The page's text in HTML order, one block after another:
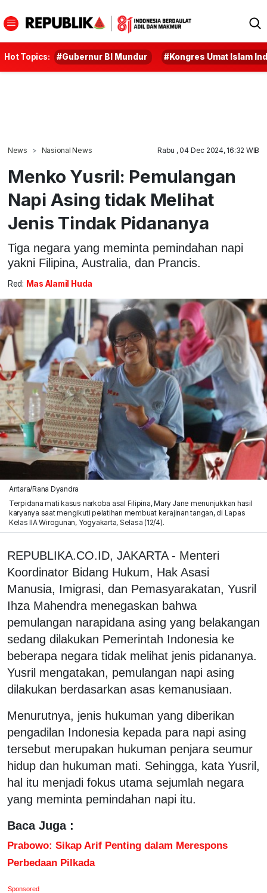
Hot Topics: #Gubernur BI Mundur #Kongres Umat Islam
News Nasional News Rabu , 04 Dec 2024, 16:32 WIB
Menko Yusril: Pemulangan
Napi Asing tidak Melihat
Jenis Tindak Pidananya
Tiga negara yang meminta pemindahan napi
yakni Filipina, Australia, dan Prancis.
Red: Mas Alamil Huda
Antara/Rana Dyandra
Terpidana mati kasus narkoba asal Filipina, Mary Jane menunjukkan hasil
karyanya saat mengikuti pelatihan membuat kerajinan tangan, di Lapas
Kelas IIA Wirogunan, Yogyakarta, Selasa (12/4).
REPUBLIKA.CO.ID, JAKARTA - Menteri
Koordinator Bidang Hukum, Hak Asasi
Manusia, Imigrasi, dan Pemasyarakatan, Yusril
Ihza Mahendra menegaskan bahwa
pemulangan narapidana asing yang belakangan
sedang dilakukan Pemerintah Indonesia ke
beberapa negara tidak melihat jenis pidananya.
Yusril mengatakan, pemulangan napi asing
dilakukan berdasarkan asas kemanusiaan.
Menurutnya, jenis hukuman yang diberikan
pengadilan Indonesia kepada para napi asing
tersebut merupakan hukuman penjara seumur
hidup dan hukuman mati. Sehingga, kata Yusril,
hal itu menjadi fokus utama sejumlah negara
yang meminta pemindahan napi itu.
Baca Juga :
Prabowo: Sikap Arif Penting dalam Merespons
Perbedaan Pilkada
Sponsored